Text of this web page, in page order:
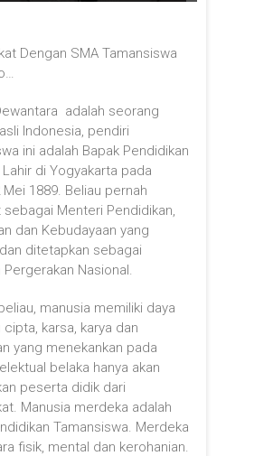
Dengan SMA Tamansiswa
adalah seorang
Indonesia, pendiri
ini adalah Bapak Pendidikan
di Yogyakarta pada
1889. Beliau pernah
sebagai Menteri Pendidikan,
dan Kebudayaan yang
ditetapkan sebagai
Pergerakan Nasional.
manusia memiliki daya
cipta, karsa, karya dan
yang menekankan pada
belaka hanya akan
peserta didik dari
Manusia merdeka adalah
Tamansiswa. Merdeka
fisik, mental dan kerohanian.